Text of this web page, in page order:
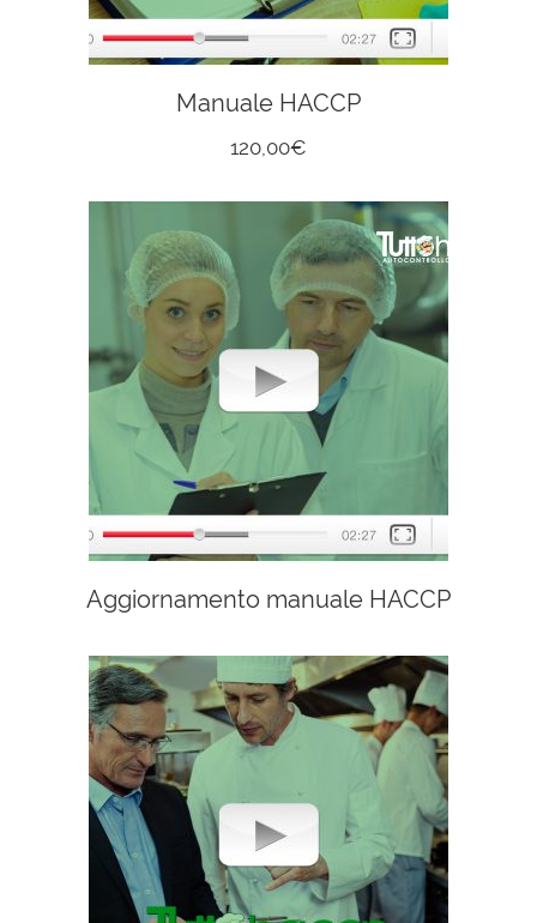
Manuale HACCP
120,00€
Aggiornamento manuale HACCP